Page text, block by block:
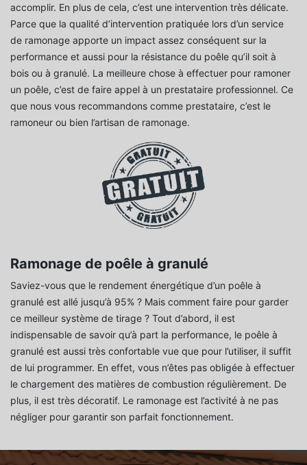
accomplir. En plus de cela, c’est une intervention très délicate.
Parce que la qualité d’intervention pratiquée lors d’un service
de ramonage apporte un impact assez conséquent sur la
performance et aussi pour la résistance du poêle qu’il soit à
bois ou à granulé. La meilleure chose à effectuer pour ramoner
un poêle, c’est de faire appel à un prestataire professionnel. Ce
que nous vous recommandons comme prestataire, c’est le
ramoneur ou bien l’artisan de ramonage.
Ramonage de poêle à granulé
Saviez-vous que le rendement énergétique d’un poêle à
granulé est allé jusqu’à 95% ? Mais comment faire pour garder
ce meilleur système de tirage ? Tout d’abord, il est
indispensable de savoir qu’à part la performance, le poêle à
granulé est aussi très confortable vue que pour l’utiliser, il suffit
de lui programmer. En effet, vous n’êtes pas obligée à effectuer
le chargement des matières de combustion régulièrement. De
plus, il est très décoratif. Le ramonage est l’activité à ne pas
négliger pour garantir son parfait fonctionnement.